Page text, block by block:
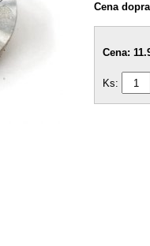
Cena
Cena:
Ks: